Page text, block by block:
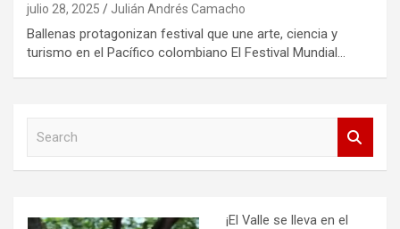
julio 28, 2025 Julián Andrés Camacho
Ballenas protagonizan festival que une arte, ciencia y
turismo en el Pacífico colombiano El Festival Mundial…
h
¡El Valle se lleva en el